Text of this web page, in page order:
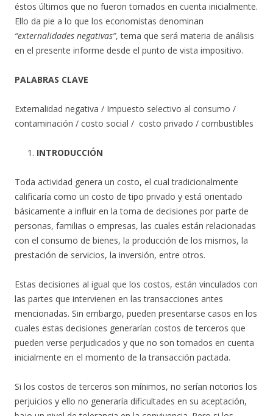
éstos últimos que no fueron tomados en cuenta inicialmente.
Ello da pie a lo que los economistas denominan
“externalidades negativas”, tema que será materia de análisis
en el presente informe desde el punto de vista impositivo.
PALABRAS CLAVE
Externalidad negativa / Impuesto selectivo al consumo /
contaminación / costo social / costo privado / combustibles
INTRODUCCIÓN
Toda actividad genera un costo, el cual tradicionalmente
calificaría como un costo de tipo privado y está orientado
básicamente a influir en la toma de decisiones por parte de
personas, familias o empresas, las cuales están relacionadas
con el consumo de bienes, la producción de los mismos, la
prestación de servicios, la inversión, entre otros.
Estas decisiones al igual que los costos, están vinculados con
las partes que intervienen en las transacciones antes
mencionadas. Sin embargo, pueden presentarse casos en los
cuales estas decisiones generarían costos de terceros que
pueden verse perjudicados y que no son tomados en cuenta
inicialmente en el momento de la transacción pactada.
Si los costos de terceros son mínimos, no serían notorios los
perjuicios y ello no generaría dificultades en su aceptación,